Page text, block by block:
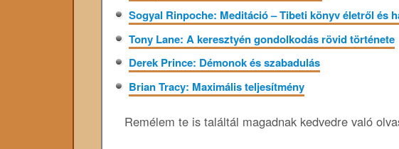
Sogyal Rinpoche: Meditáció – Tibeti könyv életről és
Tony Lane: A keresztyén gondolkodás rövid története
Derek Prince: Démonok és szabadulás
Brian Tracy: Maximális teljesítmény
Remélem te is találtál magadnak kedvedre való